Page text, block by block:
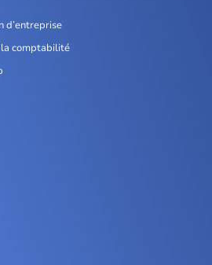
d’entreprise
la comptabilité